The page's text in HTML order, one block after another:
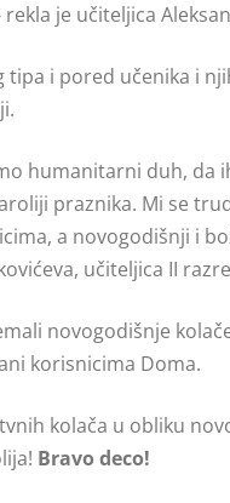
je učiteljica
i pored učenika i
humanitarni duh,
praznika. Mi se
a novogodišnji i
učiteljica II
novogodišnje
korisnicima Doma.
kolača u obliku
Bravo deco!